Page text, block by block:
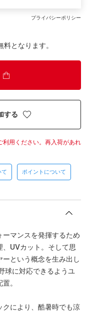
プライバシーポリシー
となります。
する
用ください。 再入荷があれ
て ポイントについて
マンスを発揮するため
、UVカット。そして思
という概念を生み出し
球に対応できるようユ
。
により、酷暑時でも涼